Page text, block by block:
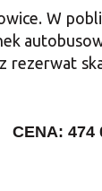
W
rezerwat
CENA: 474